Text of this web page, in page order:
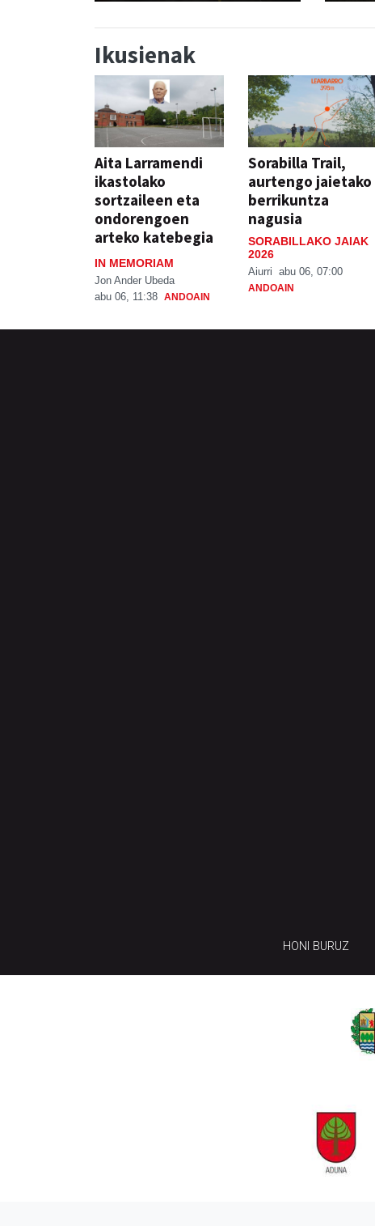
Ikusienak
Aita Larramendi
ikastolako
sortzaileen eta
ondorengoen
arteko katebegia
IN MEMORIAM
Jon Ander Ubeda
abu 06, 11:38 ANDOAIN
Sorabilla Trail,
aurtengo jaietako
berrikuntza
nagusia
SORABILLAKO JAIAK
2026
Aiurri abu 06, 07:00
ANDOAIN
HONI BURUZ